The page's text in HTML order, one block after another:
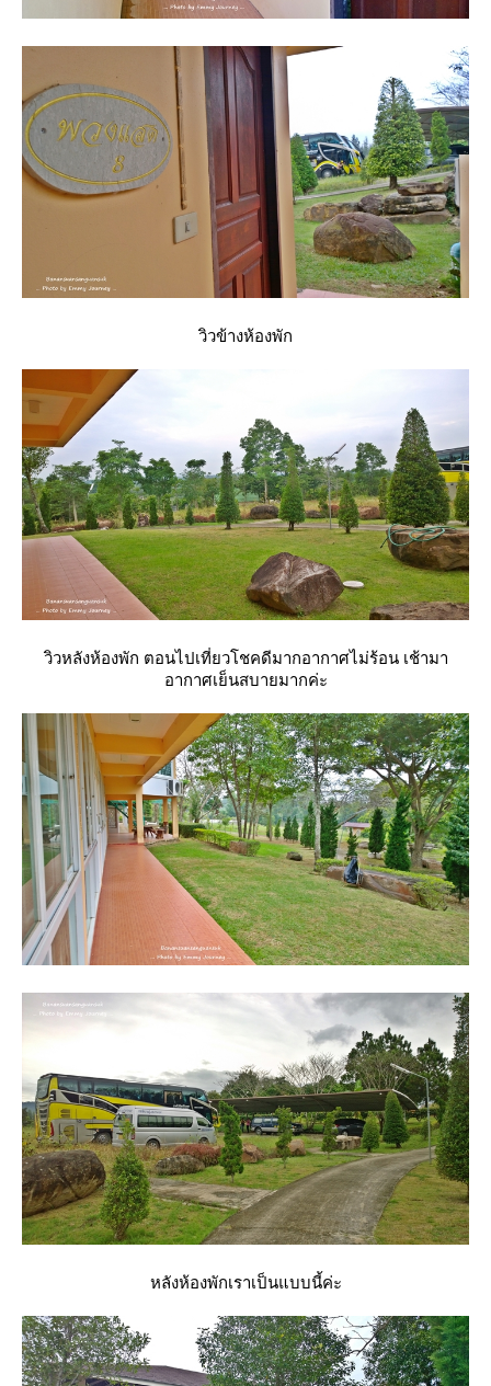
วิวข้างห้องพัก
วิวหลังห้องพัก ตอนไปเที่ยวโชคดีมากอากาศไม่ร้อน เช้ามา
อากาศเย็นสบายมากค่ะ
หลังห้องพักเราเป็นแบบนี้ค่ะ